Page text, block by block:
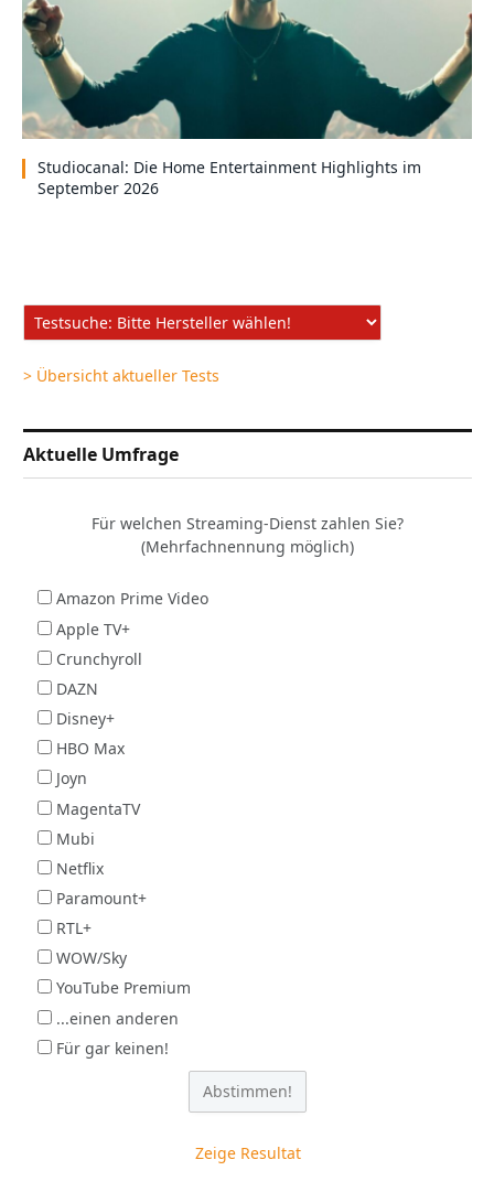
Studiocanal: Die Home Entertainment Highlights im
September 2026
> Übersicht aktueller Tests
Aktuelle Umfrage
Für welchen Streaming-Dienst zahlen Sie?
(Mehrfachnennung möglich)
Amazon Prime Video
Apple TV+
Crunchyroll
DAZN
Disney+
HBO Max
Joyn
MagentaTV
Mubi
Netflix
Paramount+
RTL+
WOW/Sky
YouTube Premium
...einen anderen
Für gar keinen!
Zeige Resultat